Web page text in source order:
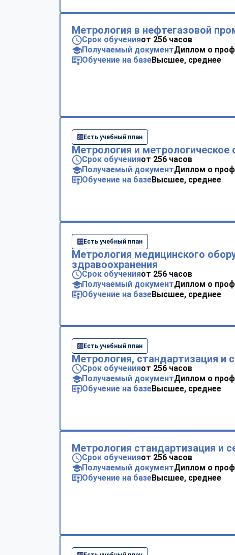
Метрология в нефтегазовой
Срок обученияот 256 часов
Получаемый документДиплом о
Обучение на базеВысшее, среднее
Есть учебный план
Метрология и метрологическое
Срок обученияот 256 часов
Получаемый документДиплом о
Обучение на базеВысшее, среднее
Есть учебный план
Метрология медицинского
здравоохранения
Срок обученияот 256 часов
Получаемый документДиплом о
Обучение на базеВысшее, среднее
Есть учебный план
Метрология, стандартизация и
Срок обученияот 256 часов
Получаемый документДиплом о
Обучение на базеВысшее, среднее
Метрология стандартизация и
Срок обученияот 256 часов
Получаемый документДиплом о
Обучение на базеВысшее, среднее